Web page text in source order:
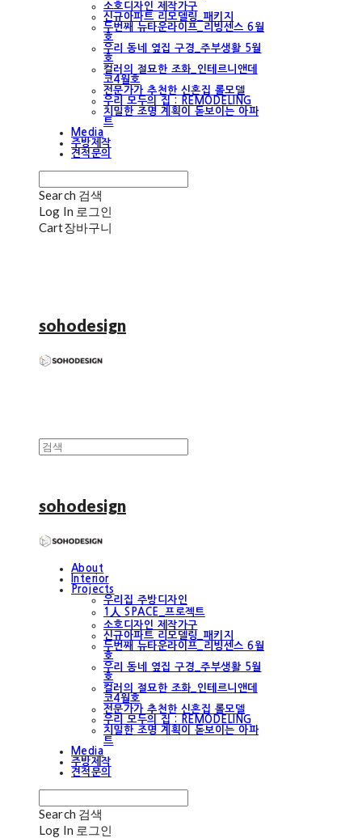
소호디자인 제작가구
신규아파트 리모델링_패키지
두번째 뉴타운라이프_리빙센스 6월
호
우리 동네 옆집 구경_주부생활 5월
호
컬러의 절묘한 조화_인테르니앤데
코4월호
전문가가 추천한 신혼집 롤모델
우리 모두의 집 : REMODELING
치밀한 조명 계획이 돋보이는 아파
트
Media
주방제작
견적문의
Search 검색
Log In 로그인
Cart장바구니
sohodesign
sohodesign
About
Interior
Projects
우리집 주방디자인
1人 SPACE_프로젝트
소호디자인 제작가구
신규아파트 리모델링_패키지
두번째 뉴타운라이프_리빙센스 6월
호
우리 동네 옆집 구경_주부생활 5월
호
컬러의 절묘한 조화_인테르니앤데
코4월호
전문가가 추천한 신혼집 롤모델
우리 모두의 집 : REMODELING
치밀한 조명 계획이 돋보이는 아파
트
Media
주방제작
견적문의
Search 검색
Log In 로그인